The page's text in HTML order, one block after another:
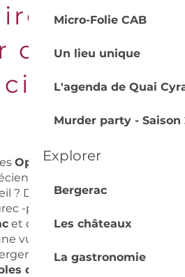
Micro-Folie CAB
Un lieu unique
L'agenda de Quai
Murder party - Saison
Explorer
Bergerac
Les châteaux
La gastronomie
un
de soleil
de
Opacarophiles
tout particulièrement
? Du latin opacare
-phile (qui aime). Il se
et depuis leChâteau de
vue imprenable sur le
vous êtes servis !
depuis le Vieux Pont